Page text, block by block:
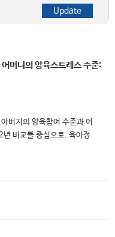
머니의 양육스트레스 수준:
지의 양육참여 수준과 어
비교를 중심으로. 육아정